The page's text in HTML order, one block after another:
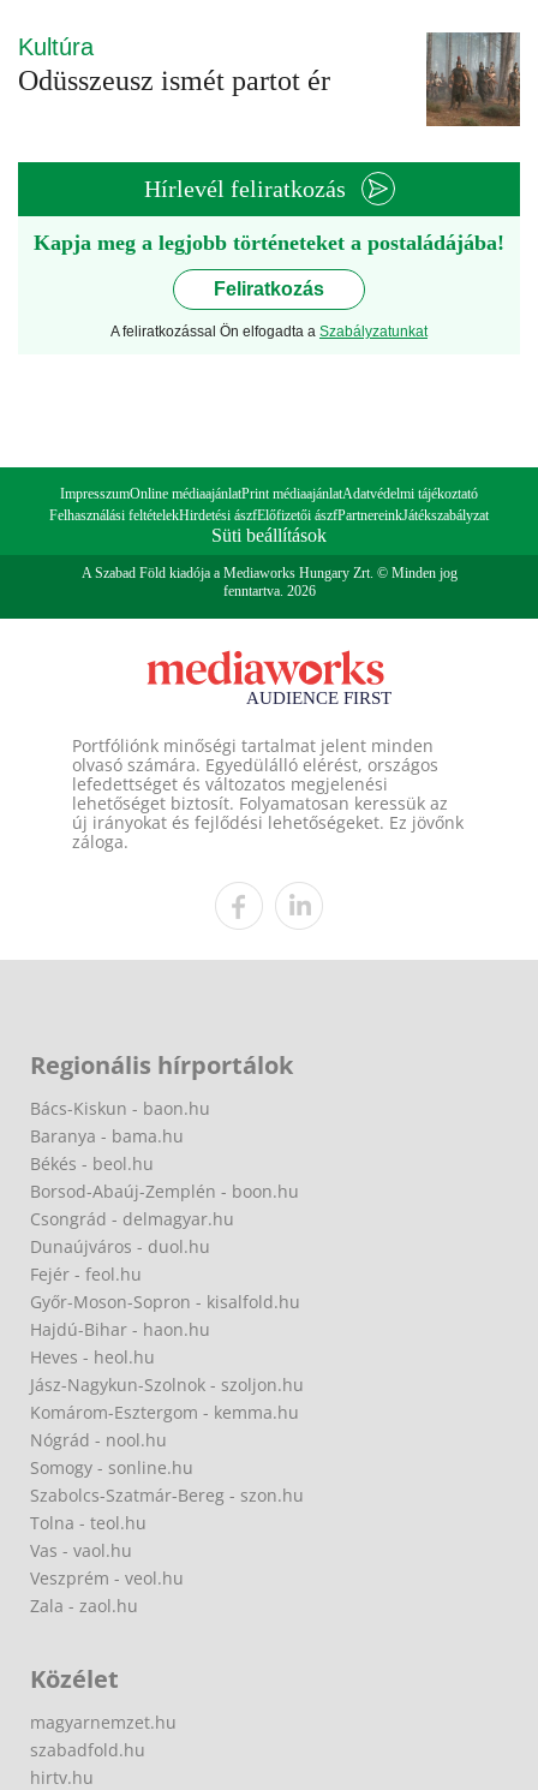
Kultúra
Odüsszeusz ismét partot ér
Hírlevél feliratkozás
Kapja meg a legjobb történeteket a postaládájába!
Feliratkozás
A feliratkozással Ön elfogadta a Szabályzatunkat
ImpresszumOnline médiaajánlatPrint médiaajánlatAdatvédelmi tájékoztató
Felhasználási feltételekHirdetési ászfElőfizetői ászfPartnereinkJátékszabályzat
Süti beállítások
A Szabad Föld kiadója a Mediaworks Hungary Zrt. © Minden jog
fenntartva. 2026
Portfóliónk minőségi tartalmat jelent minden
olvasó számára. Egyedülálló elérést, országos
lefedettséget és változatos megjelenési
lehetőséget biztosít. Folyamatosan keressük az
új irányokat és fejlődési lehetőségeket. Ez jövőnk
záloga.
Regionális hírportálok
Bács-Kiskun - baon.hu
Baranya - bama.hu
Békés - beol.hu
Borsod-Abaúj-Zemplén - boon.hu
Csongrád - delmagyar.hu
Dunaújváros - duol.hu
Fejér - feol.hu
Győr-Moson-Sopron - kisalfold.hu
Hajdú-Bihar - haon.hu
Heves - heol.hu
Jász-Nagykun-Szolnok - szoljon.hu
Komárom-Esztergom - kemma.hu
Nógrád - nool.hu
Somogy - sonline.hu
Szabolcs-Szatmár-Bereg - szon.hu
Tolna - teol.hu
Vas - vaol.hu
Veszprém - veol.hu
Zala - zaol.hu
Közélet
magyarnemzet.hu
szabadfold.hu
hirtv.hu